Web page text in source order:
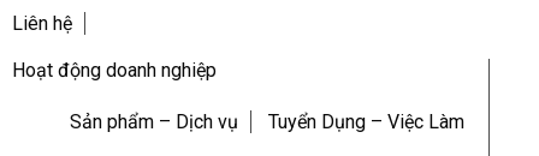
Liên hệ
Hoạt động doanh nghiệp
Sản phẩm – Dịch vụ Tuyển Dụng – Việc Làm